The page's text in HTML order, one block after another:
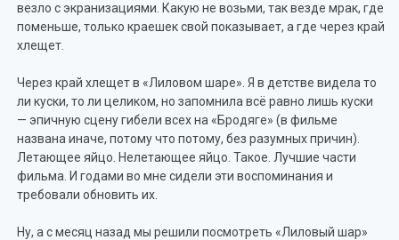
везло с экранизациями. Какую не возьми, так везде мрак, где
поменьше, только краешек свой показывает, а где через край
хлещет.
Через край хлещет в «Лиловом шаре». Я в детстве видела то
ли куски, то ли целиком, но запомнила всё равно лишь куски
— эпичную сцену гибели всех на «Бродяге» (в фильме
названа иначе, потому что потому, без разумных причин).
Летающее яйцо. Нелетающее яйцо. Такое. Лучшие части
фильма. И годами во мне сидели эти воспоминания и
требовали обновить их.
Ну, а с месяц назад мы решили посмотреть «Лиловый шар»